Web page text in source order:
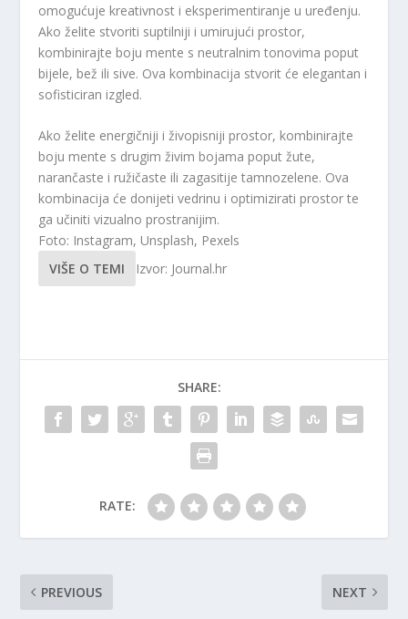
omogućuje kreativnost i eksperimentiranje u uređenju.
Ako želite stvoriti suptilniji i umirujući prostor,
kombinirajte boju mente s neutralnim tonovima poput
bijele, bež ili sive. Ova kombinacija stvorit će elegantan i
sofisticiran izgled.
Ako želite energičniji i živopisniji prostor, kombinirajte
boju mente s drugim živim bojama poput žute,
narančaste i ružičaste ili zagasitije tamnozelene. Ova
kombinacija će donijeti vedrinu i optimizirati prostor te
ga učiniti vizualno prostranijim.
Foto: Instagram, Unsplash, Pexels
VIŠE O TEMI
Izvor: Journal.hr
SHARE:
RATE:
PREVIOUS NEXT